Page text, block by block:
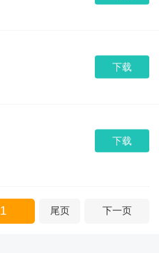
下载
下载
1 尾页 下一页